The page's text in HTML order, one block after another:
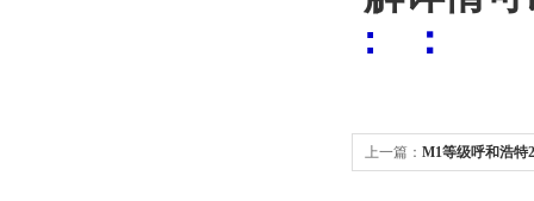
: ：
上一篇： M1等级呼和浩特